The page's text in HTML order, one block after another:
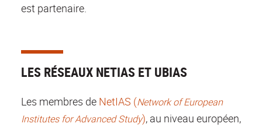
est partenaire.
LES RÉSEAUX NETIAS ET UBIAS
Les membres de NetIAS (Network of European
Institutes for Advanced Study), au niveau européen,